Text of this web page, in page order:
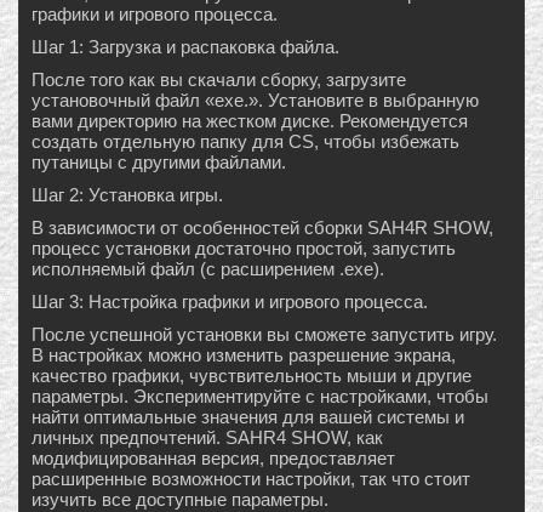
графики и игрового процесса.
Шаг 1: Загрузка и распаковка файла.
После того как вы скачали сборку, загрузите
установочный файл «exe.». Установите в выбранную
вами директорию на жестком диске. Рекомендуется
создать отдельную папку для CS, чтобы избежать
путаницы с другими файлами.
Шаг 2: Установка игры.
В зависимости от особенностей сборки SAH4R SHOW,
процесс установки достаточно простой, запустить
исполняемый файл (с расширением .exe).
Шаг 3: Настройка графики и игрового процесса.
После успешной установки вы сможете запустить игру.
В настройках можно изменить разрешение экрана,
качество графики, чувствительность мыши и другие
параметры. Экспериментируйте с настройками, чтобы
найти оптимальные значения для вашей системы и
личных предпочтений. SAHR4 SHOW, как
модифицированная версия, предоставляет
расширенные возможности настройки, так что стоит
изучить все доступные параметры.